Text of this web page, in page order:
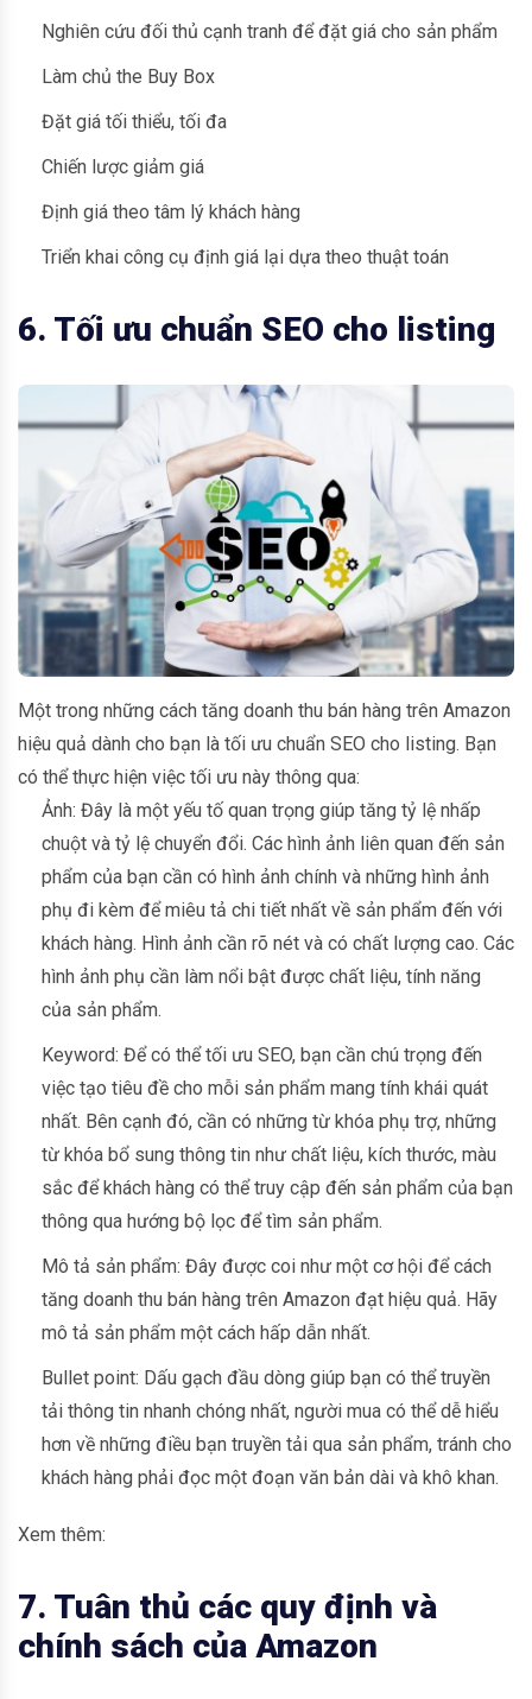
Nghiên cứu đối thủ cạnh tranh để đặt giá cho sản phẩm
Làm chủ the Buy Box
Đặt giá tối thiểu, tối đa
Chiến lược giảm giá
Định giá theo tâm lý khách hàng
Triển khai công cụ định giá lại dựa theo thuật toán
6. Tối ưu chuẩn SEO cho listing
Một trong những cách tăng doanh thu bán hàng trên Amazon
hiệu quả dành cho bạn là tối ưu chuẩn SEO cho listing. Bạn
có thể thực hiện việc tối ưu này thông qua:
Ảnh: Đây là một yếu tố quan trọng giúp tăng tỷ lệ nhấp
chuột và tỷ lệ chuyển đổi. Các hình ảnh liên quan đến sản
phẩm của bạn cần có hình ảnh chính và những hình ảnh
phụ đi kèm để miêu tả chi tiết nhất về sản phẩm đến với
khách hàng. Hình ảnh cần rõ nét và có chất lượng cao. Các
hình ảnh phụ cần làm nổi bật được chất liệu, tính năng
của sản phẩm.
Keyword: Để có thể tối ưu SEO, bạn cần chú trọng đến
việc tạo tiêu đề cho mỗi sản phẩm mang tính khái quát
nhất. Bên cạnh đó, cần có những từ khóa phụ trợ, những
từ khóa bổ sung thông tin như chất liệu, kích thước, màu
sắc để khách hàng có thể truy cập đến sản phẩm của bạn
thông qua hướng bộ lọc để tìm sản phẩm.
Mô tả sản phẩm: Đây được coi như một cơ hội để cách
tăng doanh thu bán hàng trên Amazon đạt hiệu quả. Hãy
mô tả sản phẩm một cách hấp dẫn nhất.
Bullet point: Dấu gạch đầu dòng giúp bạn có thể truyền
tải thông tin nhanh chóng nhất, người mua có thể dễ hiểu
hơn về những điều bạn truyền tải qua sản phẩm, tránh cho
khách hàng phải đọc một đoạn văn bản dài và khô khan.
Xem thêm:
7. Tuân thủ các quy định và
chính sách của Amazon